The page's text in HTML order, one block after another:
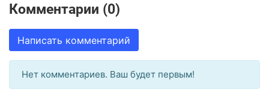
Комментарии (0)
Написать комментарий
Нет комментариев. Ваш будет первым!